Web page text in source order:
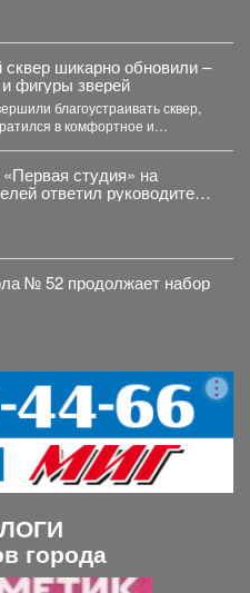
сквер шикарно обновили –
фигуры зверей
благоустраивать сквер,
в комфортное и
студия» на
ответил руководитель
№ 52 продолжает набор
города